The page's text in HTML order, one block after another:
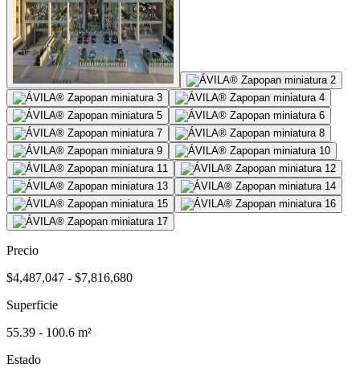
Precio
$4,487,047 - $7,816,680
Superficie
55.39 - 100.6 m²
Estado